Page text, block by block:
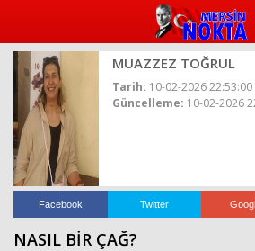
MUAZZEZ TOĞRUL
Tarih: 10-02-2026 22:53:00
Güncelleme: 10-02-2026
Facebook Twitter
NASIL BİR ÇAĞ?